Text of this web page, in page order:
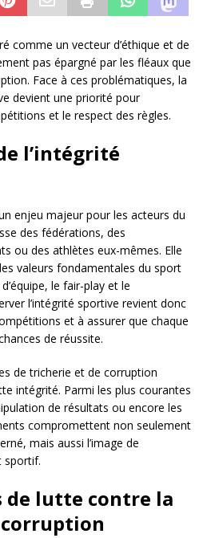
comme un vecteur d’éthique et de
pas épargné par les fléaux que
Face à ces problématiques, la
devient une priorité pour
et le respect des règles.
l’intégrité
enjeu majeur pour les acteurs du
des fédérations, des
ou des athlètes eux-mêmes. Elle
valeurs fondamentales du sport
le fair-play et le
l’intégrité sportive revient donc
et à assurer que chaque
de réussite.
de tricherie et de corruption
intégrité. Parmi les plus courantes
de résultats ou encore les
compromettent non seulement
mais aussi l’image de
sportif.
de lutte contre la